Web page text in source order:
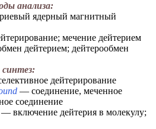
анализа:
ядерный магнитный
мечение дейтерием
дейтерием; дейтерообмен
синтез:
дейтерирование
— соединение, меченное
соединение
— включение дейтерия в молекулу;